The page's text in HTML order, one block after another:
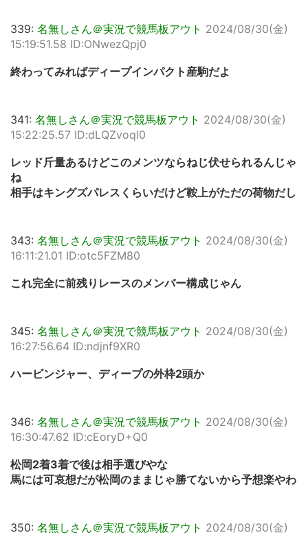
339: 名無しさん＠実況で競馬板アウト 2024/08/30(金)
15:19:51.58 ID:ONwezQpj0
終わってみればディープインパクト産駒だよ
341: 名無しさん＠実況で競馬板アウト 2024/08/30(金)
15:22:25.57 ID:dLQZvoql0
レッド斤量あるけどこのメンツならねじ伏せられるんじゃ
ね
相手はキングズパレスくらいだけど鞍上がただの荷物だし
343: 名無しさん＠実況で競馬板アウト 2024/08/30(金)
16:11:21.01 ID:otc5FZM80
これ完全に前残りレースのメンバー構成じゃん
345: 名無しさん＠実況で競馬板アウト 2024/08/30(金)
16:27:56.64 ID:ndjnf9XR0
ハービンジャー、ディープの外枠2頭か
346: 名無しさん＠実況で競馬板アウト 2024/08/30(金)
16:30:47.62 ID:cEoryD+Q0
松岡2着3着で後は相手選びやな
馬には可哀想だが松岡のままじゃ勝てないから予想楽やわ
350: 名無しさん＠実況で競馬板アウト 2024/08/30(金)